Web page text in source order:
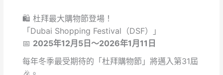
🛍️ 杜拜最大購物節登場！
「Dubai Shopping Festival（DSF）」
📅 2025年12月5日～2026年1月11日
每年冬季最受期待的「杜拜購物節」將邁入第31屆